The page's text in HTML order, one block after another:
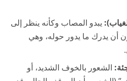
يبدو المصاب وكأنه ينظر إلى
أن يدرك ما يدور حوله، وهي
الشعور بالخوف الشديد، أو